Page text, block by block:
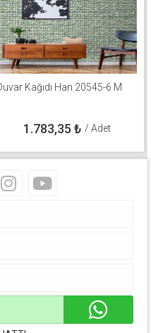
Kağıdı Han 20545-6 M
1.783,35 ₺ / Adet